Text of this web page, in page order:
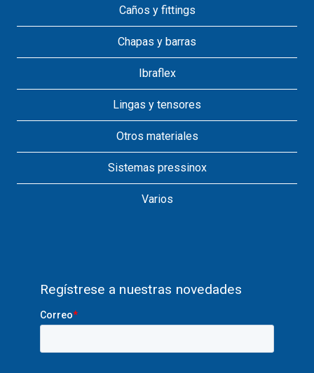
Caños y fittings
Chapas y barras
Ibraflex
Lingas y tensores
Otros materiales
Sistemas pressinox
Varios
Regístrese a nuestras novedades